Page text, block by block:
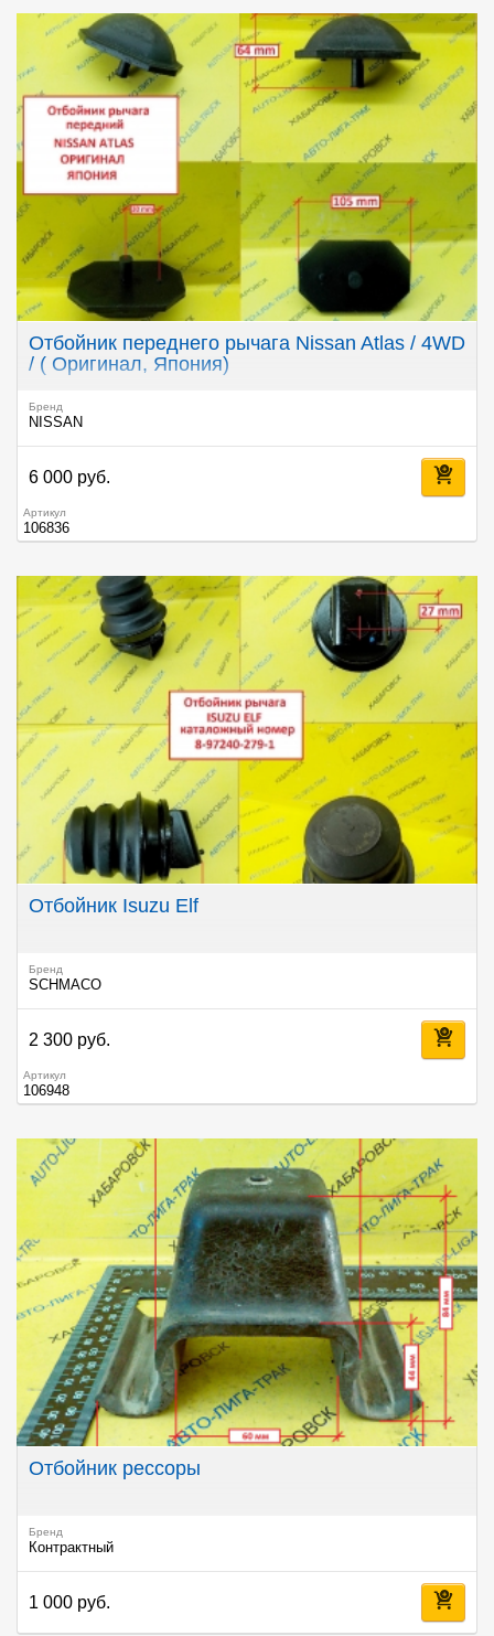
Отбойник переднего рычага Nissan Atlas / 4WD
/ ( Оригинал, Япония)
Бренд
NISSAN
6 000 руб.
Артикул
106836
Отбойник Isuzu Elf
Бренд
SCHMACO
2 300 руб.
Артикул
106948
Отбойник рессоры
Бренд
Контрактный
1 000 руб.